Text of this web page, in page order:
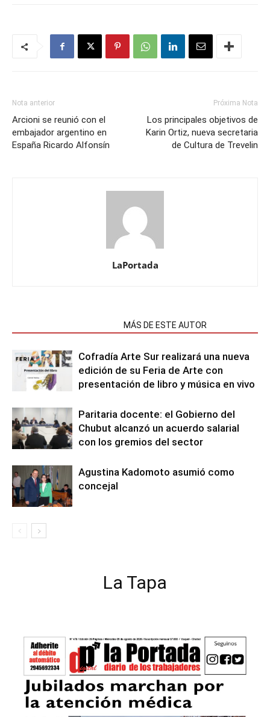
Nota anterior
Arcioni se reunió con el
embajador argentino en
España Ricardo Alfonsín
Próxima Nota
Los principales objetivos de
Karin Ortiz, nueva secretaria
de Cultura de Trevelin
LaPortada
MÁS DE ESTE AUTOR
Cofradía Arte Sur realizará una nueva
edición de su Feria de Arte con
presentación de libro y música en vivo
Paritaria docente: el Gobierno del
Chubut alcanzó un acuerdo salarial
con los gremios del sector
Agustina Kadomoto asumió como
concejal
La Tapa